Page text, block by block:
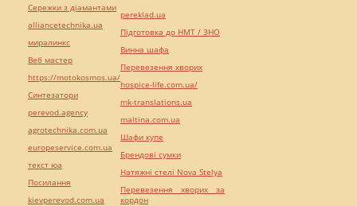
Сережки з діамантами
alliancetechnika.ua
миралинкс
Веб мастер
https://motokosmos.ua/
Синтезатори
perevod.agency
agrotechnika.com.ua
europeservice.com.ua
текст юа
Посилання
kievperevod.com.ua
pereklad.ua
Підготовка до НМТ / ЗНО
Винна шафа
Перевезення хворих
hospice-life.com.ua/
mk-translations.ua
maltina.com.ua
Шафи купе
Брендові сумки
Натяжні стелі Nova Stelya
Перевезення хворих за
кордон